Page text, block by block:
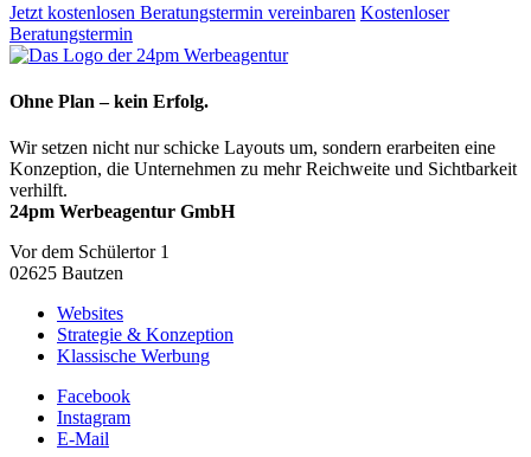
Jetzt kostenlosen Beratungstermin vereinbaren Kostenloser
Beratungstermin
Ohne Plan – kein Erfolg.
Wir setzen nicht nur schicke Layouts um, sondern erarbeiten eine
Konzeption, die Unternehmen zu mehr Reichweite und Sichtbarkeit
verhilft.
24pm Werbeagentur GmbH
Vor dem Schülertor 1
02625 Bautzen
Websites
Strategie & Konzeption
Klassische Werbung
Facebook
Instagram
E-Mail